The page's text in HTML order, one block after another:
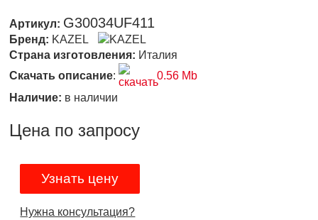
Артикул: G30034UF411
Бренд: KAZEL
Страна изготовления: Италия
Скачать описание:
0.56 Mb
Наличие: в наличии
Цена по запросу
Узнать цену
Нужна консультация?